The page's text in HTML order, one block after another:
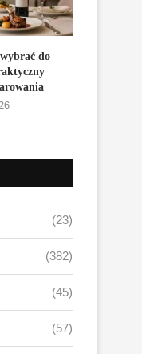
do
(23)
(382)
(45)
(57)